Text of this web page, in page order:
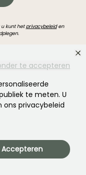
te accepteren
te meten. U
ons privacybeleid
Accepteren
u kunt hetprivacybeleiden
u zocht?